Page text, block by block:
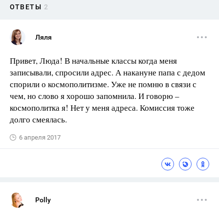
ОТВЕТЫ 2
Ляля
Привет, Люда! В начальные классы когда меня
записывали, спросили адрес. А накануне папа с дедом
спорили о космополитизме. Уже не помню в связи с
чем, но слово я хорошо запомнила. И говорю –
космополитка я! Нет у меня адреса. Комиссия тоже
долго смеялась.
6 апреля 2017
Polly